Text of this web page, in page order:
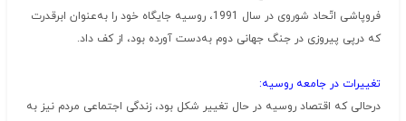
فروپاشی اتّحاد شوروی در سال 1991، روسیه جایگاه خود را به‌عنوان ابرقدرت
که درپی پیروزی در جنگ جهانی دوم به‌دست آورده بود، از کف داد.
تغییرات در جامعه روسیه:
درحالی که اقتصاد روسیه در حال تغییر شکل بود، زندگی اجتماعی مردم نیز به